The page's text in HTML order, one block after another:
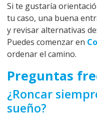
Si te gustaría
tu caso, una buena
y revisar alternativas
Puedes comenzar en
ordenar el camino.
Preguntas
¿Roncar
sueño?